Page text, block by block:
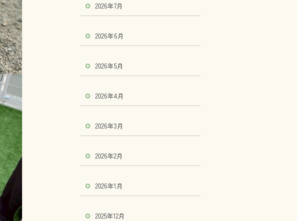
2026年7月
2026年6月
2026年5月
2026年4月
2026年3月
2026年2月
2026年1月
2025年12月